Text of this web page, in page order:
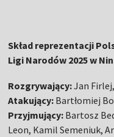
Skład reprezentacji
Ligi Narodów 2025 w
Rozgrywający:Jan
Atakujący: Bartłomiej
Przyjmujący: Bartosz
Leon, Kamil Semeniuk,